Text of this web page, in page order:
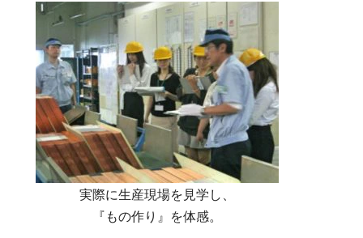
実際に生産現場を見学し、
『もの作り』を体感。